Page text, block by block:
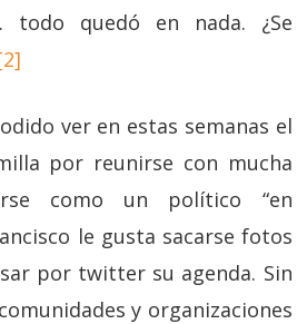
quedó en nada. ¿Se
ver en estas semanas el
por reunirse con mucha
como un político “en
le gusta sacarse fotos
por twitter su agenda. Sin
y organizaciones